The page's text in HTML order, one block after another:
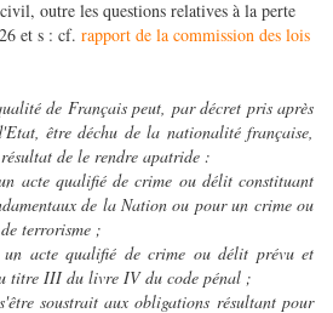
outre les questions relatives à la perte
et s : cf. rapport de la commission des lois
de Français peut, par décret pris après
être déchu de la nationalité française,
de le rendre apatride :
acte qualifié de crime ou délit constituant
de la Nation ou pour un crime ou
terrorisme ;
acte qualifié de crime ou délit prévu et
titre III du livre IV du code pénal ;
soustrait aux obligations résultant pour